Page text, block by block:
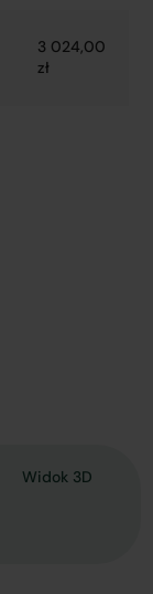
Widok 3D
3 024,00
zł